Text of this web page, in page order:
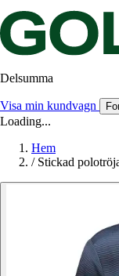
Delsumma
Visa min kundvagn
Loading...
Hem
/ Stickad